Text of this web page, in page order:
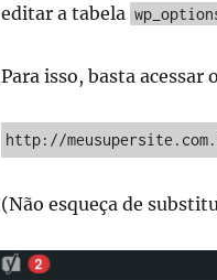
editar a tabela
Para isso, basta
http://
(Não esqueça de